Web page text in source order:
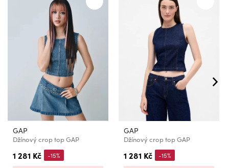
GAP
Džínový crop top GAP
1 281 Kč -15%
GAP
Džínový crop top GAP
1 281 Kč -15%